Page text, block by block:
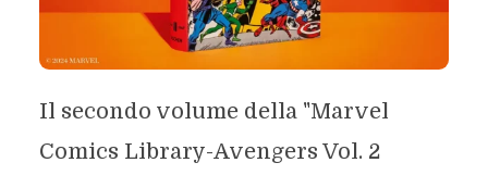
Il secondo volume della "Marvel
Comics Library-Avengers Vol. 2